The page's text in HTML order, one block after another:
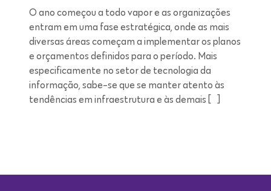
O ano começou a todo vapor e as organizações
entram em uma fase estratégica, onde as mais
diversas áreas começam a implementar os planos
e orçamentos definidos para o período. Mais
especificamente no setor de tecnologia da
informação, sabe-se que se manter atento às
tendências em infraestrutura e às demais […]